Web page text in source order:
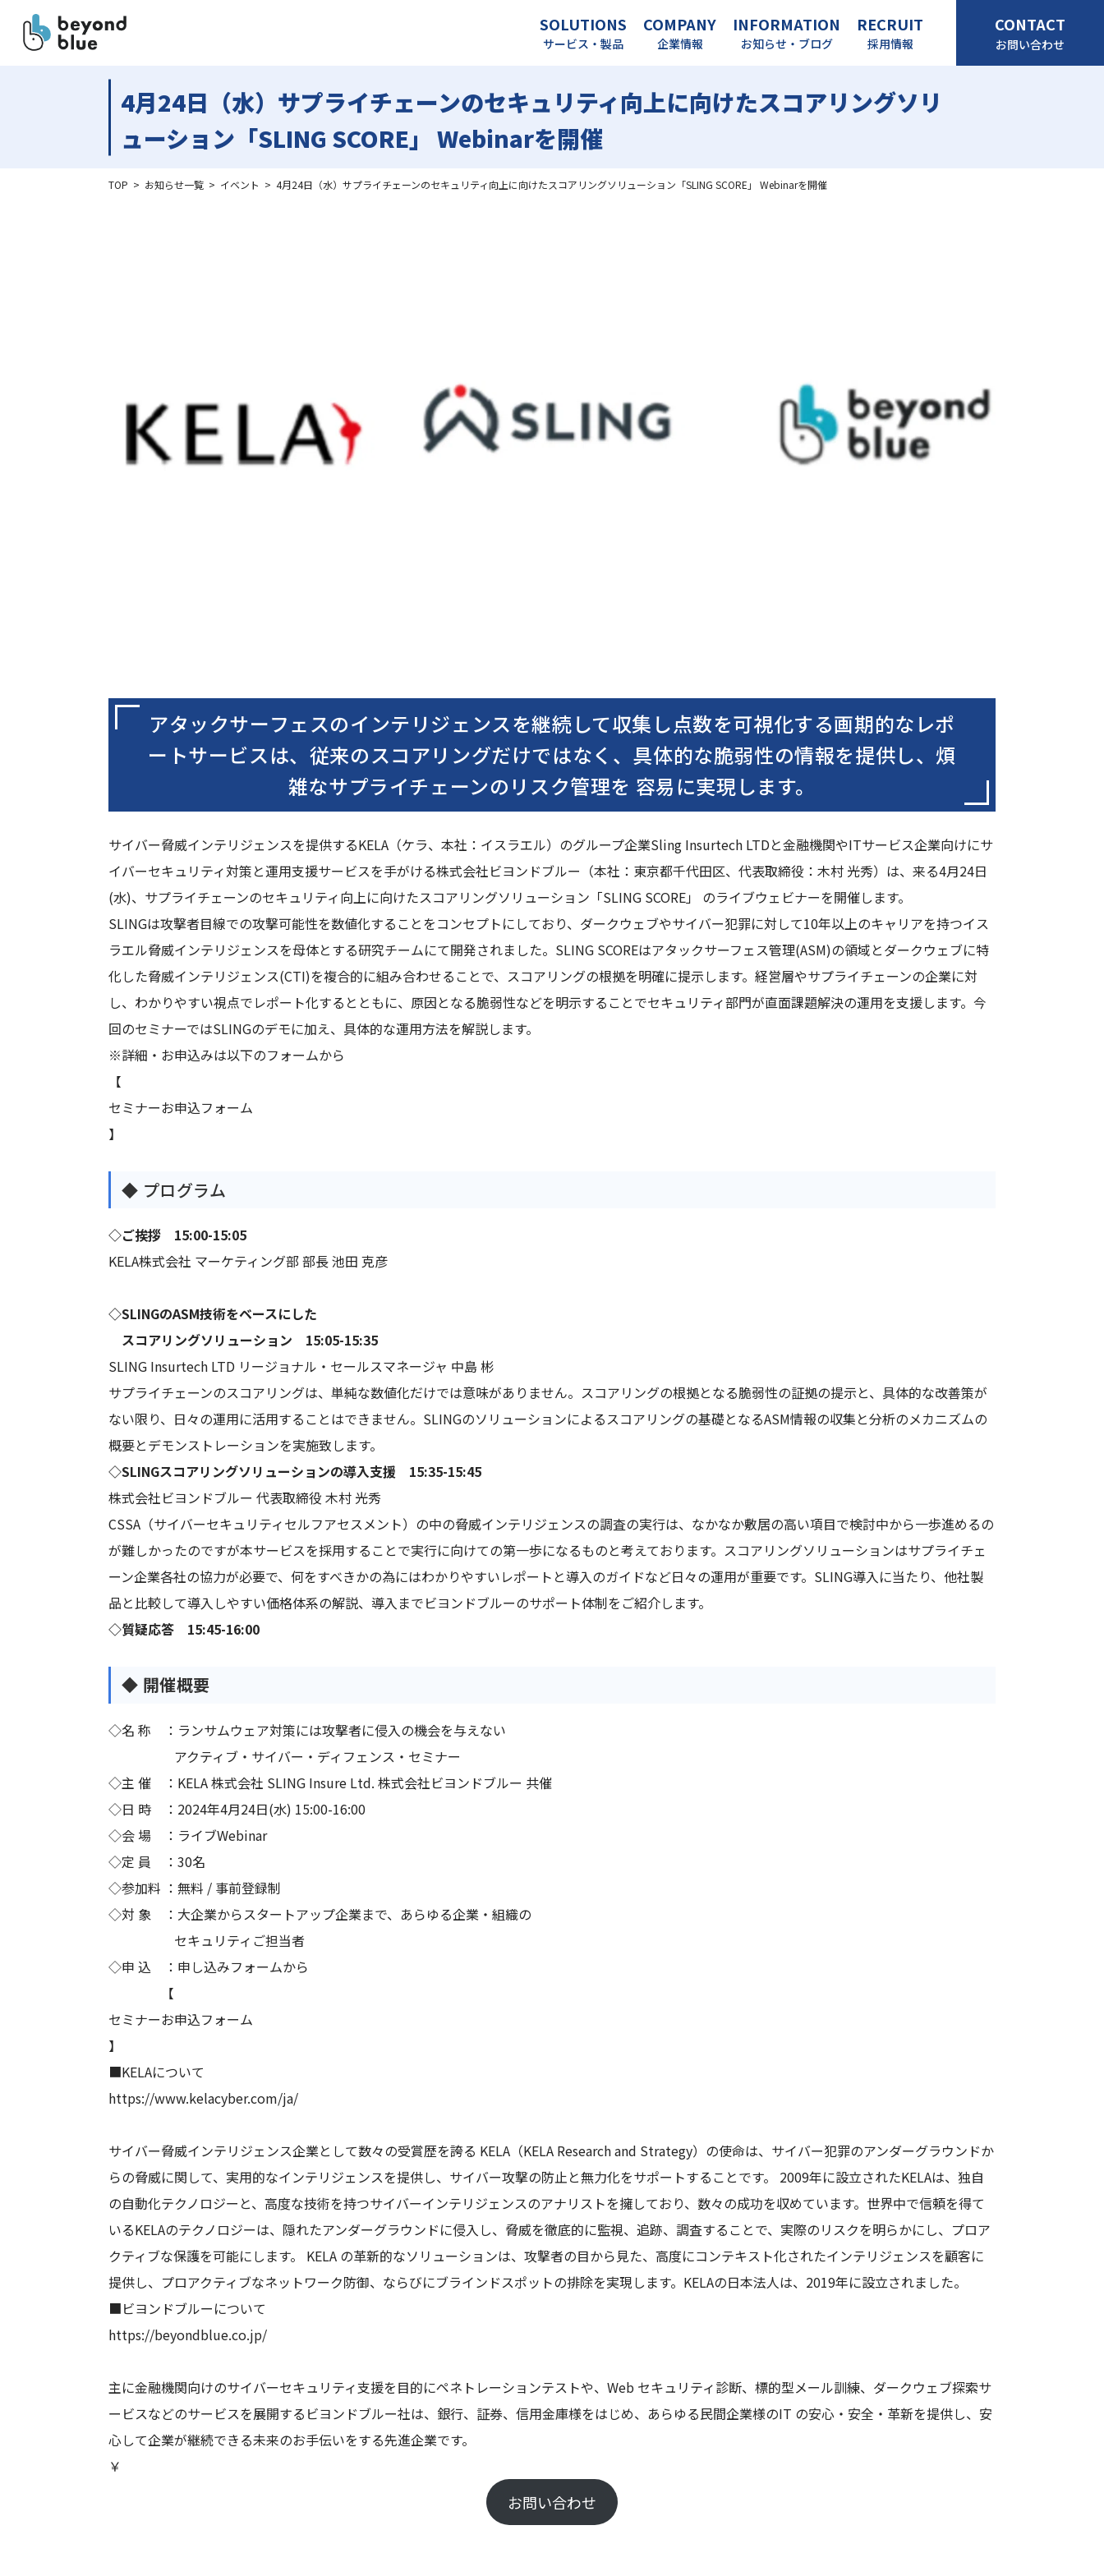
SOLUTIONS
サービス・製品
COMPANY
企業情報
INFORMATION
お知らせ・ブログ
RECRUIT
採用情報
CONTACT
お問い合わせ
4月24日（水）サプライチェーンのセキュリティ向上に向けたスコアリングソリ
ューション「SLING SCORE」 Webinarを開催
TOP > お知らせ一覧 > イベント > 4月24日（水）サプライチェーンのセキュリティ向上に向けたスコアリングソリューション「SLING SCORE」 Webinarを開催
アタックサーフェスのインテリジェンスを継続して収集し点数を可視化する画期的なレポ
ートサービスは、従来のスコアリングだけではなく、具体的な脆弱性の情報を提供し、煩
雑なサプライチェーンのリスク管理を 容易に実現します。
サイバー脅威インテリジェンスを提供するKELA（ケラ、本社：イスラエル）のグループ企業Sling Insurtech LTDと金融機関やITサービス企業向けにサ
イバーセキュリティ対策と運用支援サービスを手がける株式会社ビヨンドブルー（本社：東京都千代田区、代表取締役：木村 光秀）は、来る4月24日
(水)、サプライチェーンのセキュリティ向上に向けたスコアリングソリューション「SLING SCORE」 のライブウェビナーを開催します。
SLINGは攻撃者目線での攻撃可能性を数値化することをコンセプトにしており、ダークウェブやサイバー犯罪に対して10年以上のキャリアを持つイス
ラエル脅威インテリジェンスを母体とする研究チームにて開発されました。SLING SCOREはアタックサーフェス管理(ASM)の領域とダークウェブに特
化した脅威インテリジェンス(CTI)を複合的に組み合わせることで、スコアリングの根拠を明確に提示します。経営層やサプライチェーンの企業に対
し、わかりやすい視点でレポート化するとともに、原因となる脆弱性などを明示することでセキュリティ部門が直面課題解決の運用を支援します。今
回のセミナーではSLINGのデモに加え、具体的な運用方法を解説します。
※詳細・お申込みは以下のフォームから
【
セミナーお申込フォーム
】
◆ プログラム
◇ご挨拶 15:00-15:05
KELA株式会社 マーケティング部 部長 池田 克彦
◇SLINGのASM技術をベースにした
スコアリングソリューション 15:05-15:35
SLING Insurtech LTD リージョナル・セールスマネージャ 中島 彬
サプライチェーンのスコアリングは、単純な数値化だけでは意味がありません。スコアリングの根拠となる脆弱性の証拠の提示と、具体的な改善策が
ない限り、日々の運用に活用することはできません。SLINGのソリューションによるスコアリングの基礎となるASM情報の収集と分析のメカニズムの
概要とデモンストレーションを実施致します。
◇SLINGスコアリングソリューションの導入支援 15:35-15:45
株式会社ビヨンドブルー 代表取締役 木村 光秀
CSSA（サイバーセキュリティセルフアセスメント）の中の脅威インテリジェンスの調査の実行は、なかなか敷居の高い項目で検討中から一歩進めるの
が難しかったのですが本サービスを採用することで実行に向けての第一歩になるものと考えております。スコアリングソリューションはサプライチェ
ーン企業各社の協力が必要で、何をすべきかの為にはわかりやすいレポートと導入のガイドなど日々の運用が重要です。SLING導入に当たり、他社製
品と比較して導入しやすい価格体系の解説、導入までビヨンドブルーのサポート体制をご紹介します。
◇質疑応答 15:45-16:00
◆ 開催概要
◇名 称 ：ランサムウェア対策には攻撃者に侵入の機会を与えない
アクティブ・サイバー・ディフェンス・セミナー
◇主 催 ：KELA 株式会社 SLING Insure Ltd. 株式会社ビヨンドブルー 共催
◇日 時 ：2024年4月24日(水) 15:00-16:00
◇会 場 ：ライブWebinar
◇定 員 ：30名
◇参加料 ：無料 / 事前登録制
◇対 象 ：大企業からスタートアップ企業まで、あらゆる企業・組織の
セキュリティご担当者
◇申 込 ：申し込みフォームから
【
セミナーお申込フォーム
】
■KELAについて
https://www.kelacyber.com/ja/
サイバー脅威インテリジェンス企業として数々の受賞歴を誇る KELA（KELA Research and Strategy）の使命は、サイバー犯罪のアンダーグラウンドか
らの脅威に関して、実用的なインテリジェンスを提供し、サイバー攻撃の防止と無力化をサポートすることです。 2009年に設立されたKELAは、独自
の自動化テクノロジーと、高度な技術を持つサイバーインテリジェンスのアナリストを擁しており、数々の成功を収めています。世界中で信頼を得て
いるKELAのテクノロジーは、隠れたアンダーグラウンドに侵入し、脅威を徹底的に監視、追跡、調査することで、実際のリスクを明らかにし、プロア
クティブな保護を可能にします。 KELA の革新的なソリューションは、攻撃者の目から見た、高度にコンテキスト化されたインテリジェンスを顧客に
提供し、プロアクティブなネットワーク防御、ならびにブラインドスポットの排除を実現します。KELAの日本法人は、2019年に設立されました。
■ビヨンドブルーについて
https://beyondblue.co.jp/
主に金融機関向けのサイバーセキュリティ支援を目的にペネトレーションテストや、Web セキュリティ診断、標的型メール訓練、ダークウェブ探索サ
ービスなどのサービスを展開するビヨンドブルー社は、銀行、証券、信用金庫様をはじめ、あらゆる民間企業様のIT の安心・安全・革新を提供し、安
心して企業が継続できる未来のお手伝いをする先進企業です。
￥
お問い合わせ